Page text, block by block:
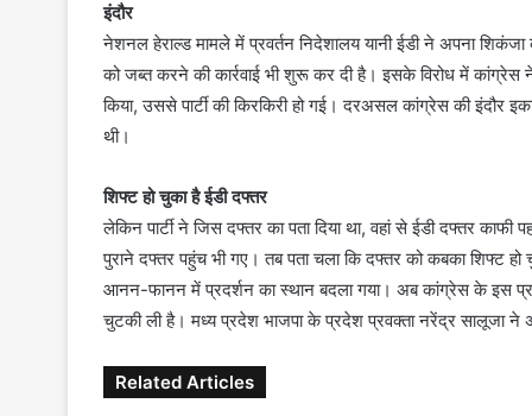
m
l
इंदौर
नेशनल हेराल्ड मामले में प्रवर्तन निदेशालय यानी ईडी ने अपना
को जब्त करने की कार्रवाई भी शुरू कर दी है। इसके विरोध में
किया, उससे पार्टी की किरकिरी हो गई। दरअसल कांग्रेस की इंदौर
थी।
शिफ्ट हो चुका है ईडी दफ्तर
लेकिन पार्टी ने जिस दफ्तर का पता दिया था, वहां से ईडी दफ्तर
पुराने दफ्तर पहुंच भी गए। तब पता चला कि दफ्तर को कबका शिफ्ट हो
आनन-फानन में प्रदर्शन का स्थान बदला गया। अब कांग्रेस के इस
चुटकी ली है। मध्य प्रदेश भाजपा के प्रदेश प्रवक्ता नरेंद्र सालूजा ने
Related Articles